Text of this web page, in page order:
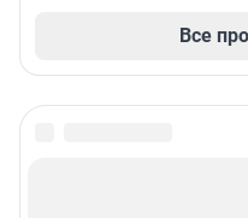
Все